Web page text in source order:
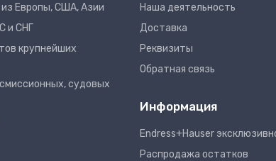
Европы, США, Азии
и СНГ
крупнейших
судовых
Наша деятельность
Доставка
Реквизиты
Обратная связь
Информация
Endress+Hauser
Распродажа остатков